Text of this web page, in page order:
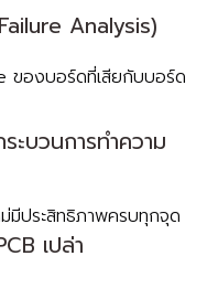
Analysis)
ของบอร์ดที่เสียกับบอร์ด
ะบวนการทำความ
มีประสิทธิภาพครบทุกจุด
เปล่า